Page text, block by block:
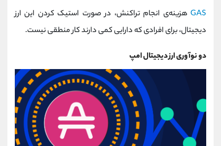
GAS هزینه‌ی انجام تراکنش، در صورت استیک کردن این ارز
دیجیتال، برای افرادی که دارایی کمی دارند کار منطقی نیست.
دو نوآوری ارز دیجیتال امپ